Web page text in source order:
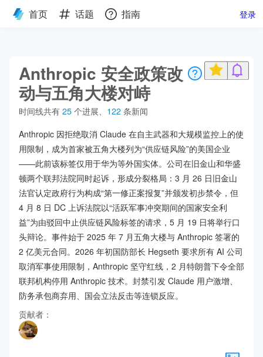
首页 话题 指南 登录
Anthropic 安全政策改
动与五角大楼对峙
时间线共有25个进展 122条新闻
Anthropic 因拒绝取消 Claude 在自主武器和大规模监控上的使
用限制，成为首家被五角大楼列为“供应链风险”的美国企业
——此前该标签仅用于华为等外国实体。公司在旧金山和华盛
顿两个联邦法院同时起诉，形成分裂格局：3 月 26 日旧金山
法官认定政府行为构成“第一修正案报复”并颁发初步禁令，但
4 月 8 日 DC 上诉法院以“活跃军事冲突期间的国家安全利
益”为由驳回中止供应链风险标签的请求，5 月 19 日将举行口
头辩论。事件始于 2025 年 7 月五角大楼与 Anthropic 签署的
2 亿美元合同。2026 年初国防部长 Hegseth 要求所有 AI 公司
取消军事使用限制，Anthropic 坚守红线，2 月特朗普下令全部
联邦机构停用 Anthropic 技术。封禁引发 Claude 用户激增、
防务承包商弃用、国会立法反击等连锁反应。
贡献者：